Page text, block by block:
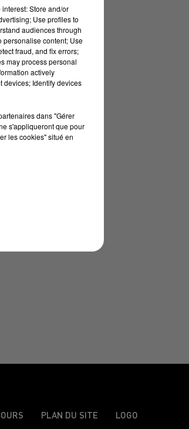
PLAN DU SITE LOGO
Store and/or
Use profiles to
audiences through
personalise content; Use
fraud, and fix errors;
may process personal
actively
devices; Identify devices
dans "Gérer
s'appliqueront que pour
les cookies" situé en